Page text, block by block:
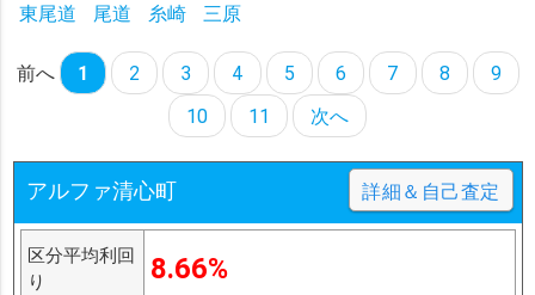
東尾道
尾道 糸崎 三原
前へ 1 2 3 4 5 6 7 8
9
10
11 次へ
アルファ清心町 詳細＆自己査定
区分平均利回
り
8.66%